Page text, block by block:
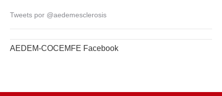
Tweets por @aedemesclerosis
AEDEM-COCEMFE Facebook